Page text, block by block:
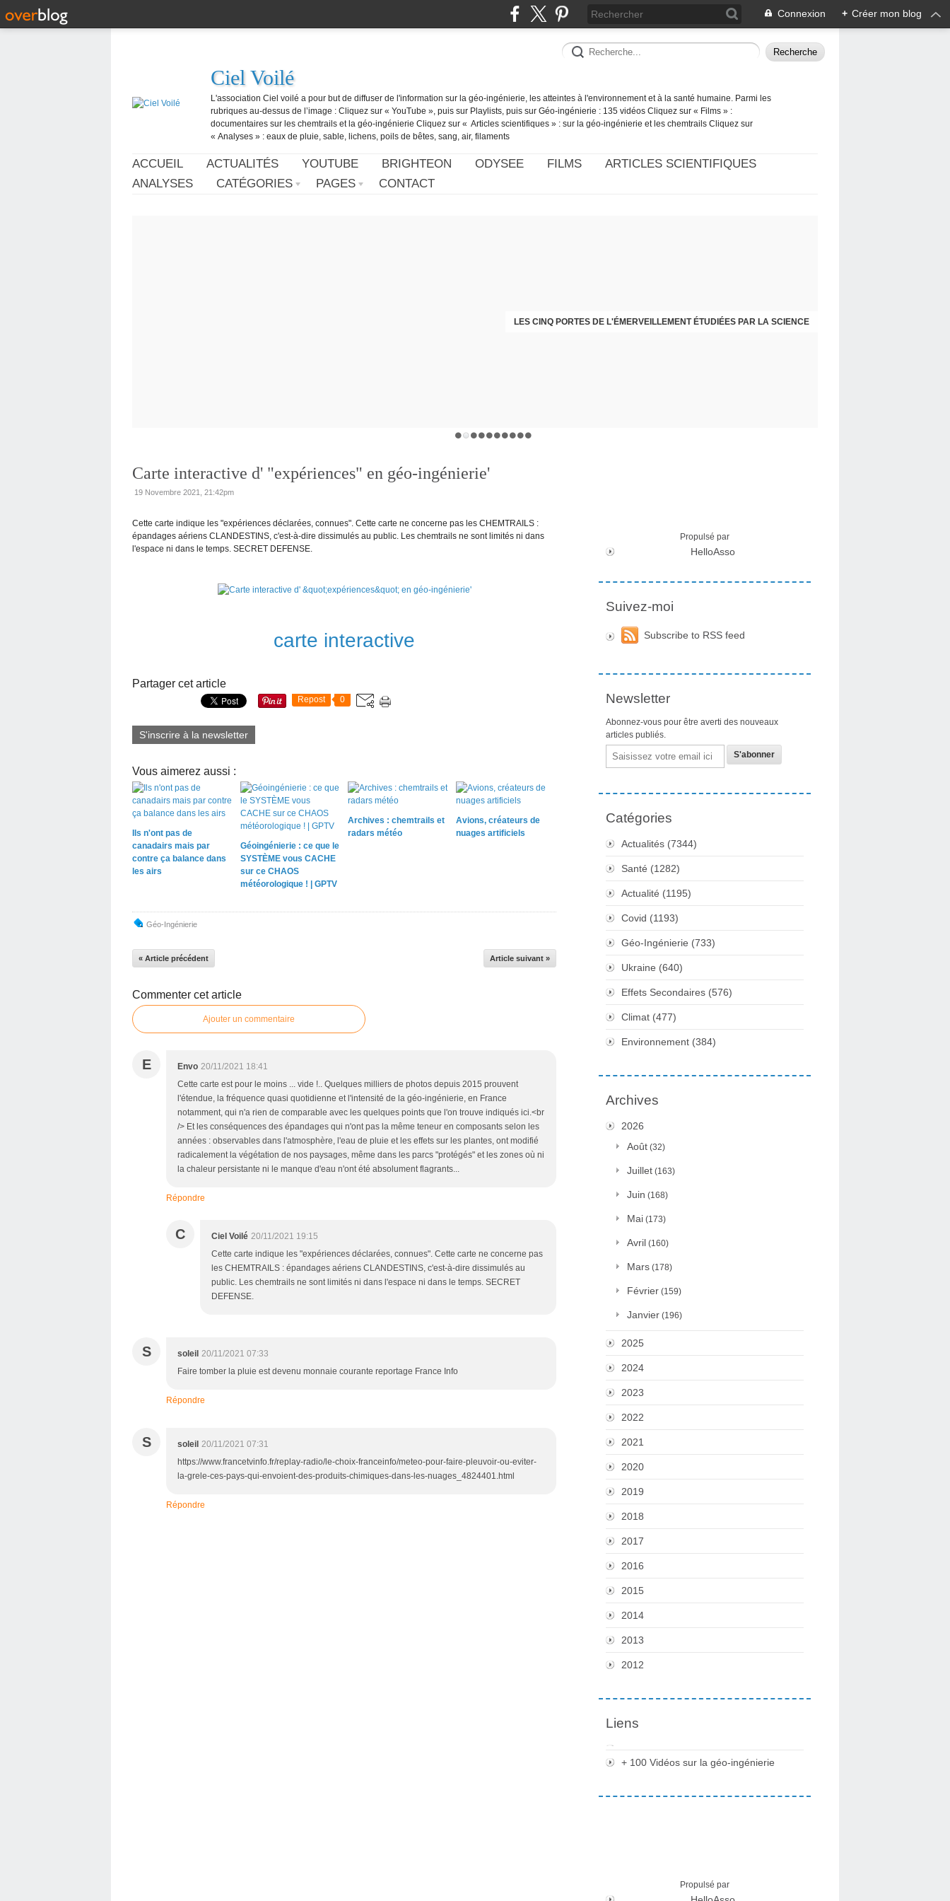
Connexion + Créer mon blog
Ciel Voilé
L'association Ciel voilé a pour but de diffuser de l'information sur la géo-ingénierie, les atteintes à l'environnement et à la santé humaine. Parmi les
rubriques au-dessus de l’image : Cliquez sur « YouTube », puis sur Playlists, puis sur Géo-ingénierie : 135 vidéos Cliquez sur « Films » :
documentaires sur les chemtrails et la géo-ingénierie Cliquez sur « Articles scientifiques » : sur la géo-ingénierie et les chemtrails Cliquez sur
« Analyses » : eaux de pluie, sable, lichens, poils de bêtes, sang, air, filaments
ACCUEIL ACTUALITÉS YOUTUBE BRIGHTEON ODYSEE FILMS
ARTICLES SCIENTIFIQUES
ANALYSES
CATÉGORIES PAGES CONTACT
LES CINQ PORTES DE L'ÉMERVEILLEMENT ÉTUDIÉES PAR LA SCIENCE
CHRISTOPHE PERRET GENTIL : RECEVOIR LE MESSAGE DES PLANTES
Carte interactive d' "expériences" en géo-ingénierie'
19 Novembre 2021, 21:42pm
Cette carte indique les "expériences déclarées, connues". Cette carte ne concerne pas les CHEMTRAILS :
épandages aériens CLANDESTINS, c'est-à-dire dissimulés au public. Les chemtrails ne sont limités ni dans
l'espace ni dans le temps. SECRET DEFENSE.
carte interactive
Partager cet article
Repost 0
S'inscrire à la newsletter
Vous aimerez aussi :
Ils n'ont pas de
canadairs mais par
contre ça balance dans
les airs
Géoingénierie : ce que le
SYSTÈME vous CACHE
sur ce CHAOS
météorologique ! | GPTV
Archives : chemtrails et
radars météo
Avions, créateurs de
nuages artificiels
Géo-Ingénierie
« Article précédent Article suivant »
Commenter cet article
Ajouter un commentaire
E Envo 20/11/2021 18:41
Cette carte est pour le moins ... vide !.. Quelques milliers de photos depuis 2015 prouvent
l'étendue, la fréquence quasi quotidienne et l'intensité de la géo-ingénierie, en France
notamment, qui n'a rien de comparable avec les quelques points que l'on trouve indiqués ici.<br
/> Et les conséquences des épandages qui n'ont pas la même teneur en composants selon les
années : observables dans l'atmosphère, l'eau de pluie et les effets sur les plantes, ont modifié
radicalement la végétation de nos paysages, même dans les parcs "protégés" et les zones où ni
la chaleur persistante ni le manque d'eau n'ont été absolument flagrants...
Répondre
C Ciel Voilé 20/11/2021 19:15
Cette carte indique les "expériences déclarées, connues". Cette carte ne concerne pas
les CHEMTRAILS : épandages aériens CLANDESTINS, c'est-à-dire dissimulés au
public. Les chemtrails ne sont limités ni dans l'espace ni dans le temps. SECRET
DEFENSE.
S soleil 20/11/2021 07:33
Faire tomber la pluie est devenu monnaie courante reportage France Info
Répondre
S soleil 20/11/2021 07:31
https://www.francetvinfo.fr/replay-radio/le-choix-franceinfo/meteo-pour-faire-pleuvoir-ou-eviter-
la-grele-ces-pays-qui-envoient-des-produits-chimiques-dans-les-nuages_4824401.html
Répondre
Propulsé par
HelloAsso
Suivez-moi
Subscribe to RSS feed
Newsletter
Abonnez-vous pour être averti des nouveaux
articles publiés.
Email
Catégories
Actualités (7344)
Santé (1282)
Actualité (1195)
Covid (1193)
Géo-Ingénierie (733)
Ukraine (640)
Effets Secondaires (576)
Climat (477)
Environnement (384)
Archives
2026
Août (32)
Juillet (163)
Juin (168)
Mai (173)
Avril (160)
Mars (178)
Février (159)
Janvier (196)
2025
2024
2023
2022
2021
2020
2019
2018
2017
2016
2015
2014
2013
2012
Liens
+ 100 Vidéos sur la géo-ingénierie
Propulsé par